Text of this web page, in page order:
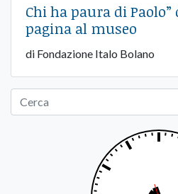
Chi ha paura di
pagina al museo
di Fondazione Italo Bolano